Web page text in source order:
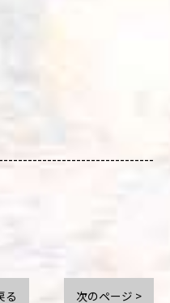
る 次のページ >